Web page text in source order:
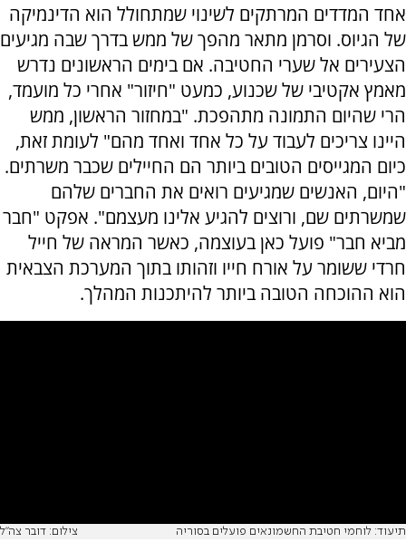
אחד המדדים המרתקים לשינוי שמתחולל הוא הדינמיקה
של הגיוס. וסרמן מתאר מהפך של ממש בדרך שבה מגיעים
הצעירים אל שערי החטיבה. אם בימים הראשונים נדרש
מאמץ אקטיבי של שכנוע, כמעט "חיזור" אחרי כל מועמד,
הרי שהיום התמונה מתהפכת. "במחזור הראשון, ממש
היינו צריכים לעבוד על כל אחד ואחד מהם" לעומת זאת,
כיום המגייסים הטובים ביותר הם החיילים שכבר משרתים.
"היום, האנשים שמגיעים רואים את החברים שלהם
שמשרתים שם, ורוצים להגיע אלינו מעצמם". אפקט "חבר
מביא חבר" פועל כאן בעוצמה, כאשר המראה של חייל
חרדי ששומר על אורח חייו וזהותו בתוך המערכת הצבאית
הוא ההוכחה הטובה ביותר להיתכנות המהלך.
תיעוד: לוחמי חטיבת החשמונאים פועלים בסוריה צילום: דובר צה"ל